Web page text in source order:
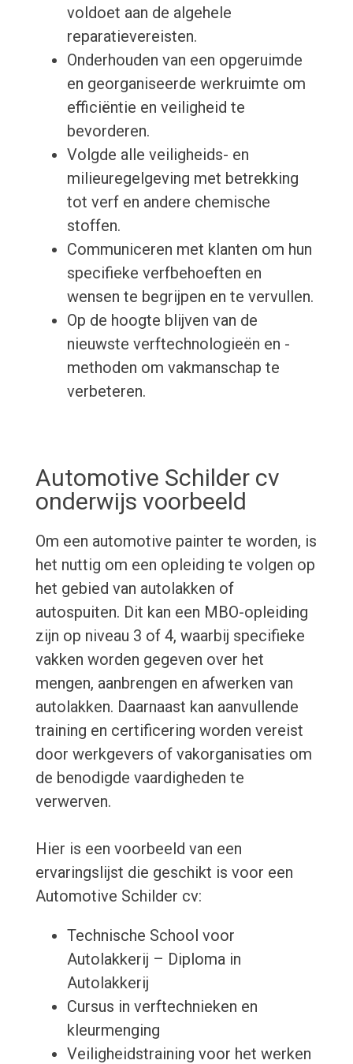
voldoet aan de algehele
reparatievereisten.
Onderhouden van een opgeruimde
en georganiseerde werkruimte om
efficiëntie en veiligheid te
bevorderen.
Volgde alle veiligheids- en
milieuregelgeving met betrekking
tot verf en andere chemische
stoffen.
Communiceren met klanten om hun
specifieke verfbehoeften en
wensen te begrijpen en te vervullen.
Op de hoogte blijven van de
nieuwste verftechnologieën en -
methoden om vakmanschap te
verbeteren.
Automotive Schilder cv
onderwijs voorbeeld
Om een automotive painter te worden, is
het nuttig om een opleiding te volgen op
het gebied van autolakken of
autospuiten. Dit kan een MBO-opleiding
zijn op niveau 3 of 4, waarbij specifieke
vakken worden gegeven over het
mengen, aanbrengen en afwerken van
autolakken. Daarnaast kan aanvullende
training en certificering worden vereist
door werkgevers of vakorganisaties om
de benodigde vaardigheden te
verwerven.
Hier is een voorbeeld van een
ervaringslijst die geschikt is voor een
Automotive Schilder cv:
Technische School voor
Autolakkerij – Diploma in
Autolakkerij
Cursus in verftechnieken en
kleurmenging
Veiligheidstraining voor het werken